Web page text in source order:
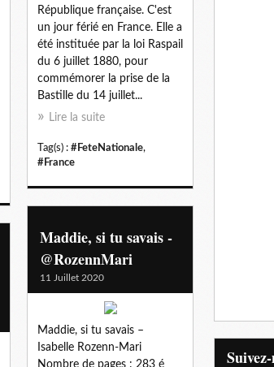
République française. C'est
un jour férié en France. Elle a
été instituée par la loi Raspail
du 6 juillet 1880, pour
commémorer la prise de la
Bastille du 14 juillet...
Lire la suite
Tag(s) : #FeteNationale,
#France
Maddie, si tu savais -
@RozennMari
11 Juillet 2020
Maddie, si tu savais –
Isabelle Rozenn-Mari
Nombre de pages : 283 é